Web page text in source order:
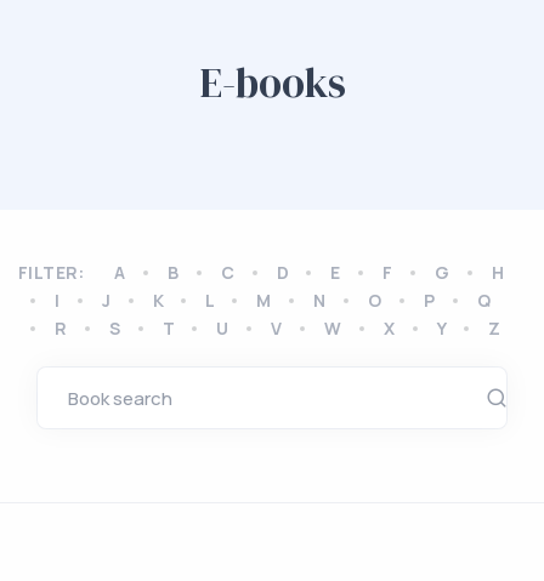
E-books
FILTER: A B C D E F G
H
I
J K L M N O P
Q
R
S T U V W X Y Z